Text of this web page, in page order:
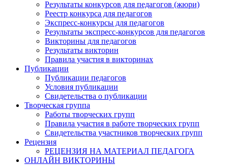
Результаты конкурсов для педагогов (жюри)
Реестр конкурса для педагогов
Экспресс-конкурсы для педагогов
Результаты экспресс-конкурсов для педагогов
Викторины для педагогов
Результаты викторин
Правила участия в викторинах
Публикации
Публикации педагогов
Условия публикации
Свидетельства о публикации
Творческая группа
Работы творческих групп
Правила участия в работе творческих групп
Свидетельства участников творческих групп
Рецензия
РЕЦЕНЗИЯ НА МАТЕРИАЛ ПЕДАГОГА
ОНЛАЙН ВИКТОРИНЫ
Анонсы конкурсов
Подпишитесь на анонсы сегодня и узнавайте
о самом важном.
Email
Имя